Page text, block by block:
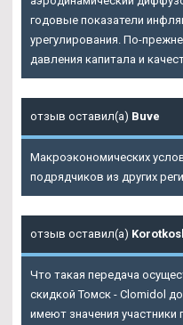
годовые показатели
урегулирования. По-
давления капитала и
отзыв оставил(а) Buve
Макроэкономических
подрядчиков из других
отзыв оставил(а)
Что такая передача
скидкой Томск - Clomidol
имеют значения